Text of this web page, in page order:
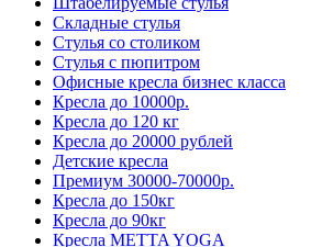
Складные стулья
Стулья со столиком
Стулья с пюпитром
Офисные кресла бизнес класса
Кресла до 10000р.
Кресла до 120 кг
Кресла до 20000 рублей
Детские кресла
Премиум 30000-70000р.
Кресла до 150кг
Кресла до 90кг
Кресла METTA YOGA